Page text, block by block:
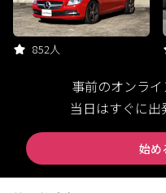
852人
事前のオンラ
当日はすぐに
始め